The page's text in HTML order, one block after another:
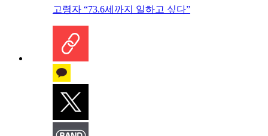
고령자 “73.6세까지 일하고 싶다”